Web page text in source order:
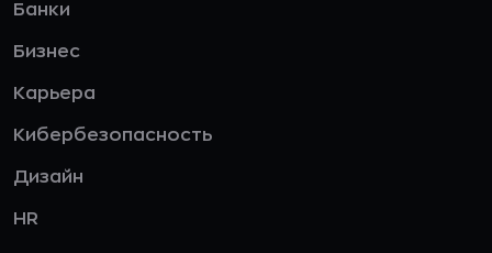
Банки
Бизнес
Карьера
Кибербезопасность
Дизайн
HR